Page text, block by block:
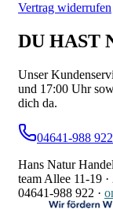
Vertrag widerrufen
DU HAST
Unser
und 17:00 Uhr
dich da.
04641-988 922
Hans Natur
team Allee 11-19 ·
04641-988 922 ·